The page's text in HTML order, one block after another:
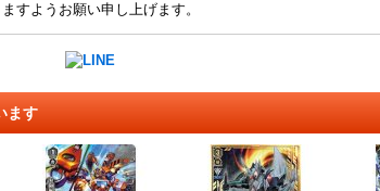
すようお願い申し上げます。
ます